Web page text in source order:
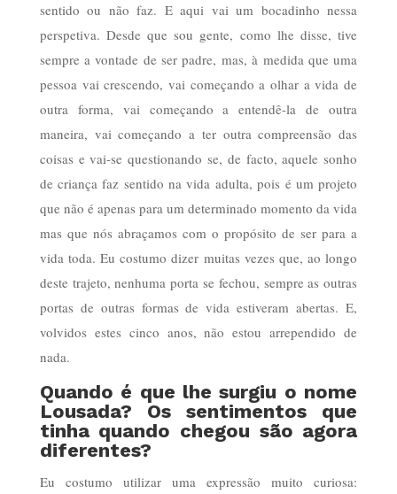
sentido ou não faz. E aqui vai um bocadinho nessa
perspetiva. Desde que sou gente, como lhe disse, tive
sempre a vontade de ser padre, mas, à medida que uma
pessoa vai crescendo, vai começando a olhar a vida de
outra forma, vai começando a entendê-la de outra
maneira, vai começando a ter outra compreensão das
coisas e vai-se questionando se, de facto, aquele sonho
de criança faz sentido na vida adulta, pois é um projeto
que não é apenas para um determinado momento da vida
mas que nós abraçamos com o propósito de ser para a
vida toda. Eu costumo dizer muitas vezes que, ao longo
deste trajeto, nenhuma porta se fechou, sempre as outras
portas de outras formas de vida estiveram abertas. E,
volvidos estes cinco anos, não estou arrependido de
nada.
Quando é que lhe surgiu o nome
Lousada? Os sentimentos que
tinha quando chegou são agora
diferentes?
Eu costumo utilizar uma expressão muito curiosa: